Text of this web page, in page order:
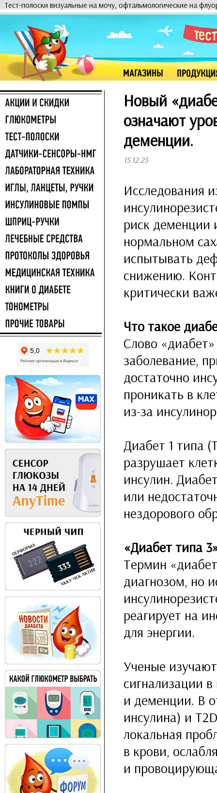
Тест-полоски визуальные на мочу, офтальмологические на
Новый
означают
деменции.
15.12.25
Исследования
риск деменции
нормальном
испытывать
снижению.
критически
Что такое
Слово
заболевание,
достаточно
проникать в
из-за
Диабет 1 типа
разрушает
инсулин.
или
нездорового
«Диабет типа
Термин
диагнозом, но
реагирует на
для энергии.
Ученые
сигнализации
и деменции. В
инсулина) и
локальная
в крови,
и